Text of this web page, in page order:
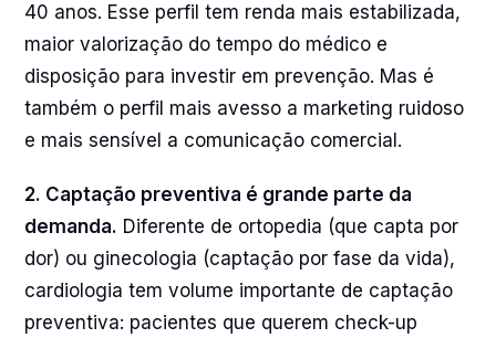
40 anos. Esse perfil tem renda mais estabilizada,
maior valorização do tempo do médico e
disposição para investir em prevenção. Mas é
também o perfil mais avesso a marketing ruidoso
e mais sensível a comunicação comercial.
2. Captação preventiva é grande parte da
demanda. Diferente de ortopedia (que capta por
dor) ou ginecologia (captação por fase da vida),
cardiologia tem volume importante de captação
preventiva: pacientes que querem check-up